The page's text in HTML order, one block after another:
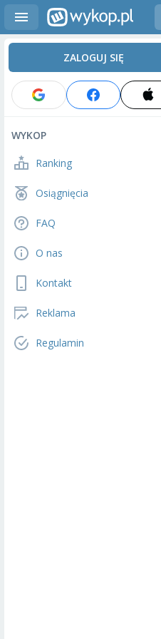
ZALOGUJ SIĘ
WYKOP
Ranking
Osiągnięcia
FAQ
O nas
Kontakt
Reklama
Regulamin